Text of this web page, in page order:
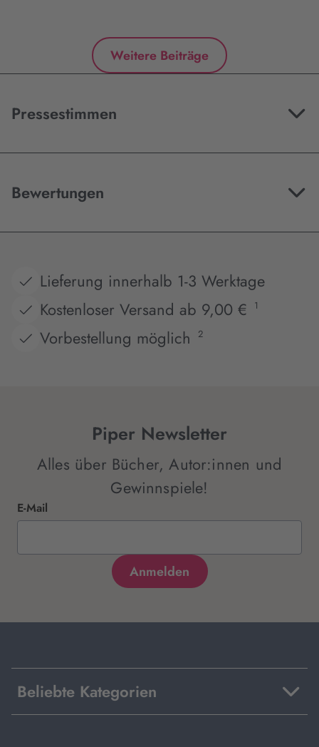
Weitere Beiträge
Pressestimmen
Bewertungen
Lieferung innerhalb 1-3 Werktage
Kostenloser Versand ab 9,00 €
1
Vorbestellung möglich 2
Piper Newsletter
Alles über Bücher, Autor:innen und
Gewinnspiele!
E-Mail
Beliebte Kategorien